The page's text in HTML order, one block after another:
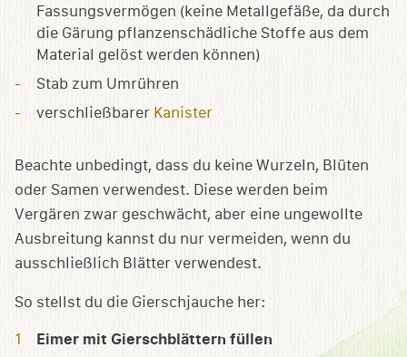
Fassungsvermögen (keine Metallgefäße, da durch
die Gärung pflanzenschädliche Stoffe aus dem
Material gelöst werden können)
Stab zum Umrühren
verschließbarer Kanister
Beachte unbedingt, dass du keine Wurzeln, Blüten
oder Samen verwendest. Diese werden beim
Vergären zwar geschwächt, aber eine ungewollte
Ausbreitung kannst du nur vermeiden, wenn du
ausschließlich Blätter verwendest.
So stellst du die Gierschjauche her:
Eimer mit Gierschblättern füllen